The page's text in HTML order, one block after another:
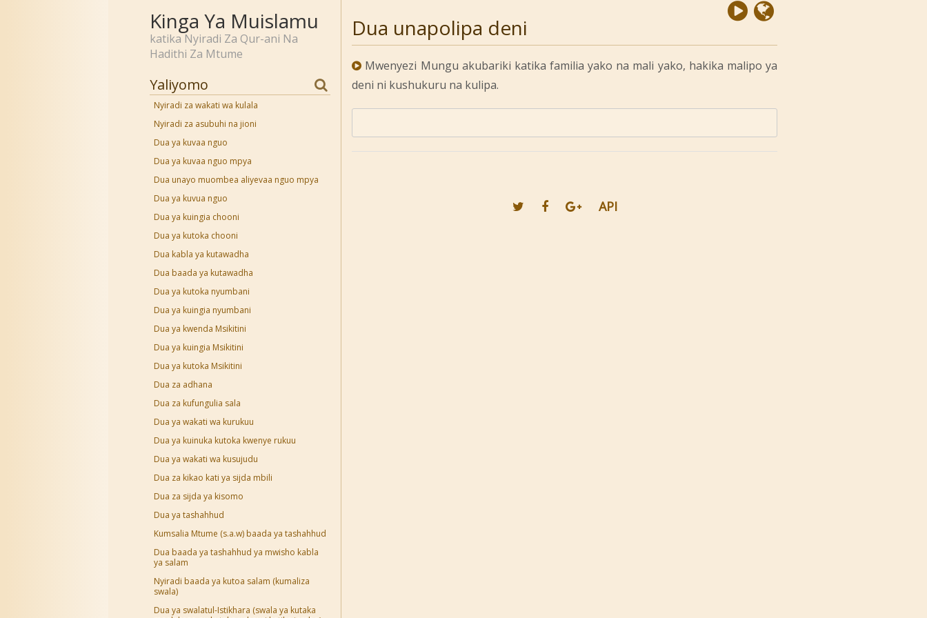
Kinga Ya Muislamu
katika Nyiradi Za Qur-ani Na
Hadithi Za Mtume
Yaliyomo
Nyiradi za wakati wa kulala
Nyiradi za asubuhi na jioni
Dua ya kuvaa nguo
Dua ya kuvaa nguo mpya
Dua unayo muombea aliyevaa nguo mpya
Dua ya kuvua nguo
Dua ya kuingia chooni
Dua ya kutoka chooni
Dua kabla ya kutawadha
Dua baada ya kutawadha
Dua ya kutoka nyumbani
Dua ya kuingia nyumbani
Dua ya kwenda Msikitini
Dua ya kuingia Msikitini
Dua ya kutoka Msikitini
Dua za adhana
Dua za kufungulia sala
Dua ya wakati wa kurukuu
Dua ya kuinuka kutoka kwenye rukuu
Dua ya wakati wa kusujudu
Dua za kikao kati ya sijda mbili
Dua za sijda ya kisomo
Dua ya tashahhud
Kumsalia Mtume (s.a.w) baada ya tashahhud
Dua baada ya tashahhud ya mwisho kabla
ya salam
Nyiradi baada ya kutoa salam (kumaliza
swala)
Dua ya swalatul-Istikhara (swala ya kutaka
Dua unapolipa deni
Mwenyezi Mungu akubariki katika familia yako na mali yako, hakika malipo ya
deni ni kushukuru na kulipa.
API